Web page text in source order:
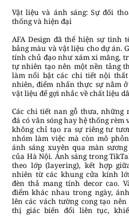
Vật liệu và ánh sáng: Sự đối
thống và hiện đại
AFA Design đã thể hiện sự tinh
bảng màu và vật liệu cho dự án.
tính chủ đạo như xám xi măng,
tự nhiên tạo nên một nền tảng
làm nổi bật các chi tiết nội
nhiên, điểm nhấn thực sự nằm
vật liệu để gợi nhắc về chất liệu
Các chi tiết nan gỗ thưa, những
đá có vân sóng hay hệ thống rèm
không chỉ tạo ra sự riêng tư
nhóm làm việc mà còn mô
ánh sáng xuyên qua màn
của Hà Nội. Ánh sáng trong
theo lớp (layering), kết hợp
nhiên từ các khung cửa kính
đèn thả mang tính decor cao.
điểm khác nhau trong ngày,
lên các vách tường cong tạo
thị giác biến đổi liên tục,